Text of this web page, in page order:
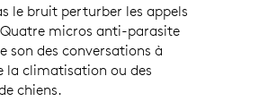
le bruit perturber les appels
micros anti-parasite
son des conversations à
la climatisation ou des
chiens.